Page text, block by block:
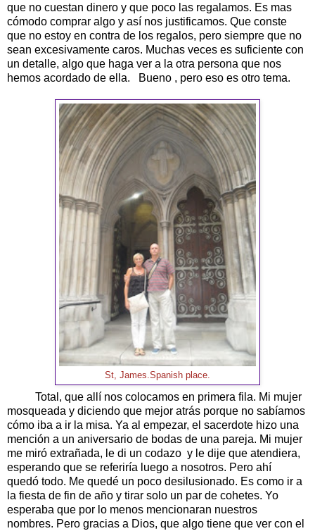
que no cuestan dinero y que poco las regalamos. Es mas
cómodo comprar algo y así nos justificamos. Que conste
que no estoy en contra de los regalos, pero siempre que no
sean excesivamente caros. Muchas veces es suficiente con
un detalle, algo que haga ver a la otra persona que nos
hemos acordado de ella. Bueno , pero eso es otro tema.
St, James.Spanish place.
Total, que allí nos colocamos en primera fila. Mi mujer
mosqueada y diciendo que mejor atrás porque no sabíamos
cómo iba a ir la misa. Ya al empezar, el sacerdote hizo una
mención a un aniversario de bodas de una pareja. Mi mujer
me miró extrañada, le di un codazo y le dije que atendiera,
esperando que se referiría luego a nosotros. Pero ahí
quedó todo. Me quedé un poco desilusionado. Es como ir a
la fiesta de fin de año y tirar solo un par de cohetes. Yo
esperaba que por lo menos mencionaran nuestros
nombres. Pero gracias a Dios, que algo tiene que ver con el